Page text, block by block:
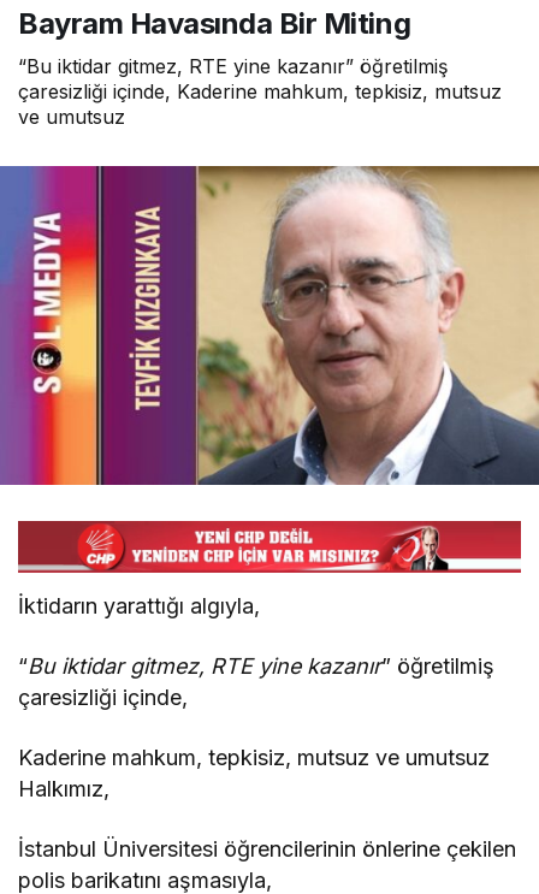
Muzaffer Şerif
8 ay önce
"Politikacının duygusalı…"
Alper AKÇAM
"Selam Olsun İstanbullu Kemal Bey’e…"
Burhanettin YILMAZ
"Butlancı Kimdir?"
Burhanettin YILMAZ
"CHP MYK Üyelerine Sesleniyorum:
Siyaset Ahlak İster"
Burhanettin YILMAZ
"Gürsel Tekin’i Yerinden Oynatmak,
Partiye Yapılan Bir Operasyondur"
Bayram Havasında Bir Miting
“Bu iktidar gitmez, RTE yine kazanır” öğretilmiş
çaresizliği içinde, Kaderine mahkum, tepkisiz, mutsuz
ve umutsuz
İktidarın yarattığı algıyla,
“Bu iktidar gitmez, RTE yine kazanır” öğretilmiş
çaresizliği içinde,
Kaderine mahkum, tepkisiz, mutsuz ve umutsuz
Halkımız,
İstanbul Üniversitesi öğrencilerinin önlerine çekilen
polis barikatını aşmasıyla,